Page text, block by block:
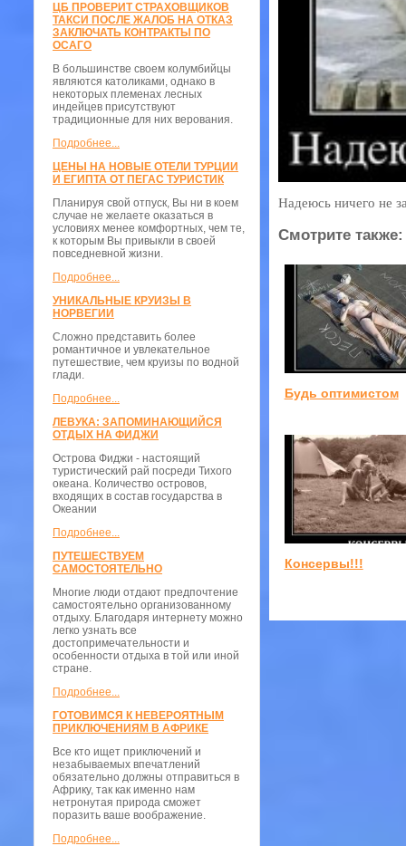
ЦБ ПРОВЕРИТ СТРАХОВЩИКОВ
ТАКСИ ПОСЛЕ ЖАЛОБ НА ОТКАЗ
ЗАКЛЮЧАТЬ КОНТРАКТЫ ПО
ОСАГО
В большинстве своем колумбийцы
являются католиками, однако в
некоторых племенах лесных
индейцев присутствуют
традиционные для них верования.
Подробнее...
ЦЕНЫ НА НОВЫЕ ОТЕЛИ ТУРЦИИ
И ЕГИПТА ОТ ПЕГАС ТУРИСТИК
Планируя свой отпуск, Вы ни в коем
случае не желаете оказаться в
условиях менее комфортных, чем те,
к которым Вы привыкли в своей
повседневной жизни.
Подробнее...
УНИКАЛЬНЫЕ КРУИЗЫ В
НОРВЕГИИ
Сложно представить более
романтичное и увлекательное
путешествие, чем круизы по водной
глади.
Подробнее...
ЛЕВУКА: ЗАПОМИНАЮЩИЙСЯ
ОТДЫХ НА ФИДЖИ
Острова Фиджи - настоящий
туристический рай посреди Тихого
океана. Количество островов,
входящих в состав государства в
Океании
Подробнее...
ПУТЕШЕСТВУЕМ
САМОСТОЯТЕЛЬНО
Многие люди отдают предпочтение
самостоятельно организованному
отдыху. Благодаря интернету можно
легко узнать все
достопримечательности и
особенности отдыха в той или иной
стране.
Подробнее...
ГОТОВИМСЯ К НЕВЕРОЯТНЫМ
ПРИКЛЮЧЕНИЯМ В АФРИКЕ
Все кто ищет приключений и
незабываемых впечатлений
обязательно должны отправиться в
Африку, так как именно нам
нетронутая природа сможет
поразить ваше воображение.
Подробнее...
Надеюсь ничего не
Смотрите также:
Будь оптимистом
Консервы!!!